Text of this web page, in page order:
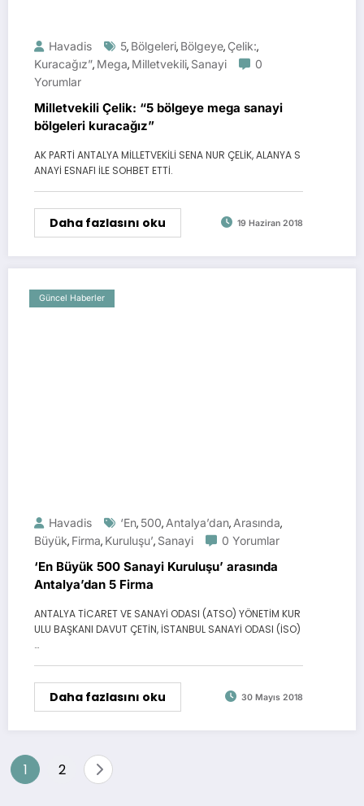
Havadis 5, Bölgeleri, Bölgeye, Çelik:,
Kuracağız”, Mega, Milletvekili, Sanayi
0
Yorumlar
Milletvekili Çelik: “5 bölgeye mega sanayi
bölgeleri kuracağız”
AK PARTİ ANTALYA MİLLETVEKİLİ SENA NUR ÇELİK, ALANYA S
ANAYİ ESNAFI İLE SOHBET ETTİ.
Daha fazlasını oku 19 Haziran 2018
Güncel Haberler
Havadis ‘En, 500, Antalya’dan, Arasında,
Büyük, Firma, Kuruluşu’, Sanayi 0 Yorumlar
‘En Büyük 500 Sanayi Kuruluşu’ arasında
Antalya’dan 5 Firma
ANTALYA TİCARET VE SANAYİ ODASI (ATSO) YÖNETİM KUR
ULU BAŞKANI DAVUT ÇETİN, İSTANBUL SANAYİ ODASI (İSO)
…
Daha fazlasını oku 30 Mayıs 2018
Yazı
1 2